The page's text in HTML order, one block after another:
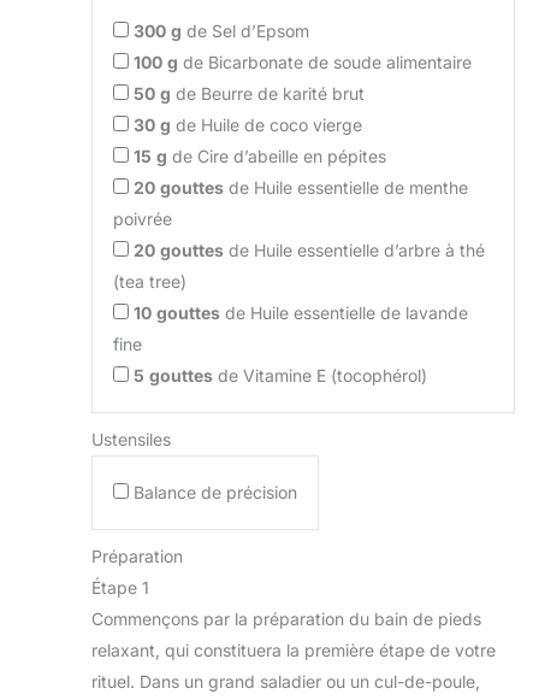
300 g de Sel d’Epsom
100 g de Bicarbonate de soude alimentaire
50 g de Beurre de karité brut
30 g de Huile de coco vierge
15 g de Cire d’abeille en pépites
20 gouttes de Huile essentielle de menthe
poivrée
20 gouttes de Huile essentielle d’arbre à thé
(tea tree)
10 gouttes de Huile essentielle de lavande
fine
5 gouttes de Vitamine E (tocophérol)
Ustensiles
Balance de précision
Préparation
Étape 1
Commençons par la préparation du bain de pieds
relaxant, qui constituera la première étape de votre
rituel. Dans un grand saladier ou un cul-de-poule,